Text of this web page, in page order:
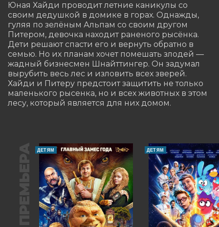
Юная Хайди проводит летние каникулы со
своим дедушкой в домике в горах. Однажды,
гуляя по зелёным Альпам со своим другом
Питером, девочка находит раненого рысёнка.
Дети решают спасти его и вернуть обратно в
семью. Но их планам хочет помешать злодей —
жадный бизнесмен Шнайттингер. Он задумал
вырубить весь лес и изловить всех зверей.
Хайди и Питеру предстоит защитить не только
маленького рысенка, но и всех животных в этом
лесу, который является для них домом.
ПРЕМЬЕРА ДЕТЯМ ДЕТЯМ